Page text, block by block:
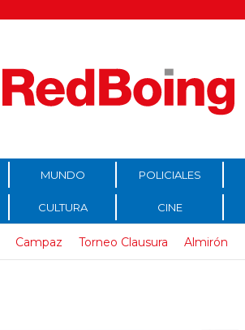
MUNDO POLICIALES
CULTURA CINE
Campaz Torneo Clausura Almirón